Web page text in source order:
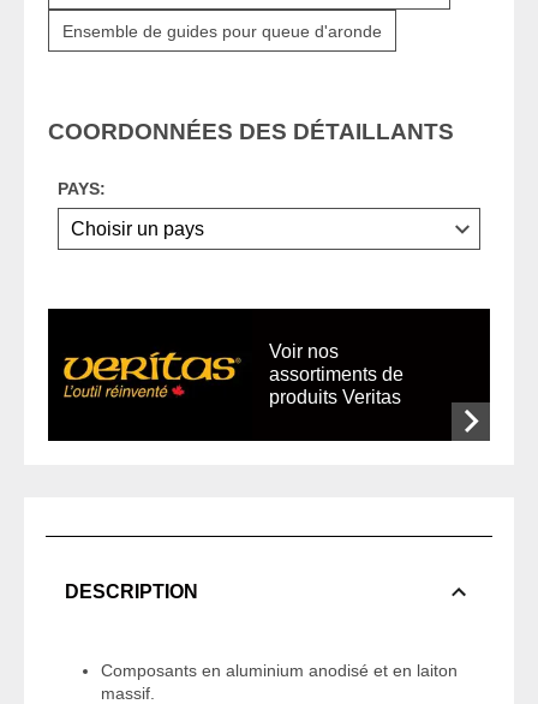
Ensemble de guides pour queue d'aronde
COORDONNÉES DES DÉTAILLANTS
PAYS:
Voir nos
assortiments de
produits Veritas
DESCRIPTION
Composants en aluminium anodisé et en laiton
massif.